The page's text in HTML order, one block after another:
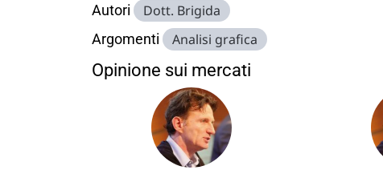
Autori Dott. Brigida
Argomenti Analisi grafica
Opinione sui mercati